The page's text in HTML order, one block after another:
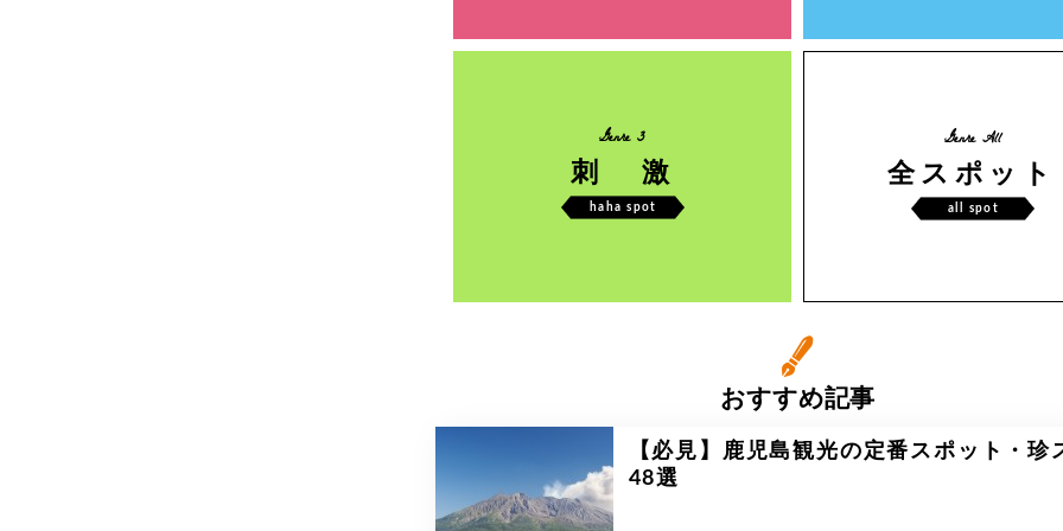
Genre 3
刺 激
haha spot
Genre All
全スポット
all spot
おすすめ記事
【必見】鹿児島観光の定番スポット・珍
48選